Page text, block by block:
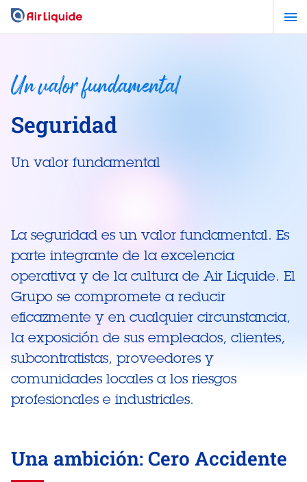
Pasar
Un valor fundamental
Seguridad
Un valor fundamental
La seguridad es un valor fundamental. Es
parte integrante de la excelencia
operativa y de la cultura de Air Liquide. El
Grupo se compromete a reducir
eficazmente y en cualquier circunstancia,
la exposición de sus empleados, clientes,
subcontratistas, proveedores y
comunidades locales a los riesgos
profesionales e industriales.
Una ambición: Cero Accidente